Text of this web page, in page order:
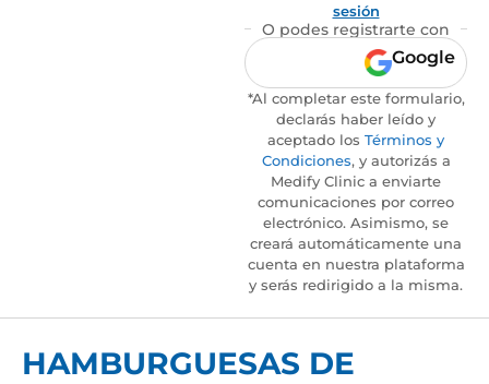
sesión
O podes registrarte con
Google
*Al completar este formulario,
declarás haber leído y
aceptado los Términos y
Condiciones, y autorizás a
Medify Clinic a enviarte
comunicaciones por correo
electrónico. Asimismo, se
creará automáticamente una
cuenta en nuestra plataforma
y serás redirigido a la misma.
HAMBURGUESAS DE